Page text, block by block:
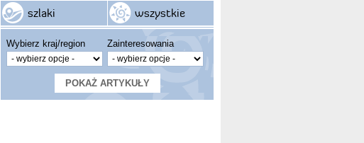
szlaki
wszystkie
Wybierz kraj/region Zainteresowania